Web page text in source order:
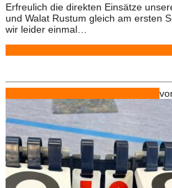
Erfreulich die direkten Einsätze
und Walat Rustum gleich am ersten
wir leider einmal…